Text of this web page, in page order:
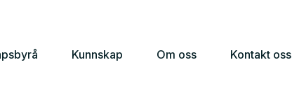
Kunnskap Om oss Kontakt oss